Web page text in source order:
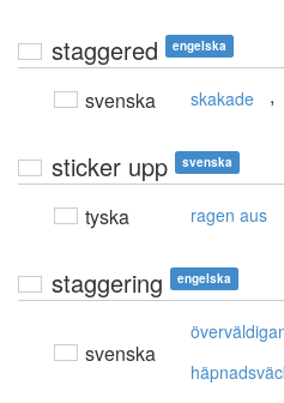
staggered engelska
svenska skakade ,
sticker upp svenska
tyska ragen aus
staggering engelska
svenska